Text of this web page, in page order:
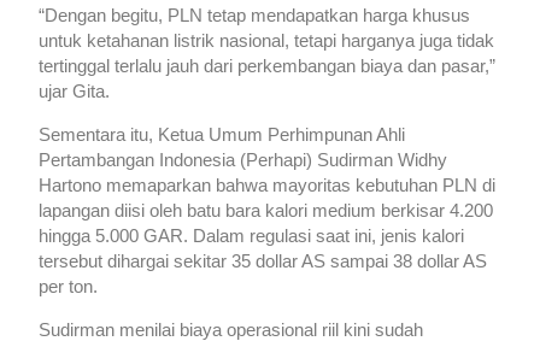
“Dengan begitu, PLN tetap mendapatkan harga khusus
untuk ketahanan listrik nasional, tetapi harganya juga tidak
tertinggal terlalu jauh dari perkembangan biaya dan pasar,”
ujar Gita.
Sementara itu, Ketua Umum Perhimpunan Ahli
Pertambangan Indonesia (Perhapi) Sudirman Widhy
Hartono memaparkan bahwa mayoritas kebutuhan PLN di
lapangan diisi oleh batu bara kalori medium berkisar 4.200
hingga 5.000 GAR. Dalam regulasi saat ini, jenis kalori
tersebut dihargai sekitar 35 dollar AS sampai 38 dollar AS
per ton.
Sudirman menilai biaya operasional riil kini sudah